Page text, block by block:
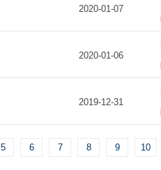
2020-01-07
2020-01-06
2019-12-31
5 6 7 8 9 10